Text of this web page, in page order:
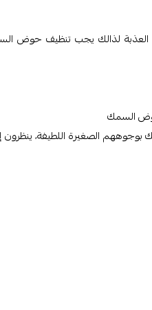
العذبة لذالك يجب تنظيف حوض
السمك
الصغيرة اللطيفة، ينظرون